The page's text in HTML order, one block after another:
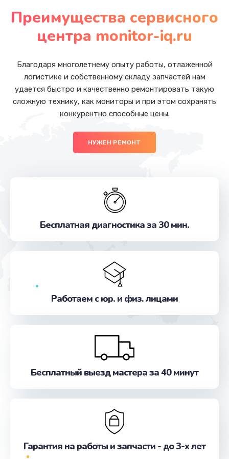
Заказать
от 1090 руб.
Заказать
Замена USB порта
Заказать
Заказать
Заказать
Замена жесткого диска
Замена оперативной памяти
от 960 руб.
Замена экрана
Заказать
Замена термопасты
Преимущества сервисного
центра monitor-iq.ru
Благодаря многолетнему опыту работы, отлаженной
логистике и собственному складу запчастей нам
удается быстро и качественно ремонтировать такую
сложную технику, как мониторы и при этом сохранять
конкурентно способные цены.
НУЖЕН РЕМОНТ
Бесплатная диагностика за 30 мин.
Работаем с юр. и физ. лицами
Бесплатный выезд мастера за 40 минут
Гарантия на работы и запчасти - до 3-х лет